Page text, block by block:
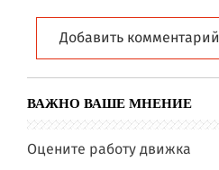
Добавить комментарий
ВАЖНО ВАШЕ МНЕНИЕ
Оцените работу движка